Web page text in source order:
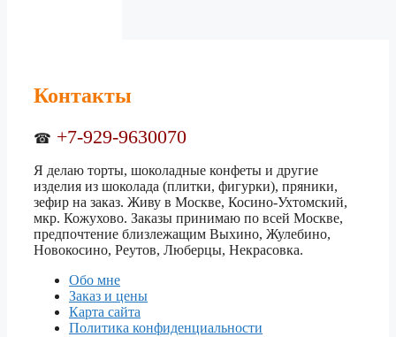
Контакты
☎ +7-929-9630070
Я делаю торты, шоколадные конфеты и другие
изделия из шоколада (плитки, фигурки), пряники,
зефир на заказ. Живу в Москве, Косино-Ухтомский,
мкр. Кожухово. Заказы принимаю по всей Москве,
предпочтение близлежащим Выхино, Жулебино,
Новокосино, Реутов, Люберцы, Некрасовка.
Обо мне
Заказ и цены
Карта сайта
Политика конфиденциальности